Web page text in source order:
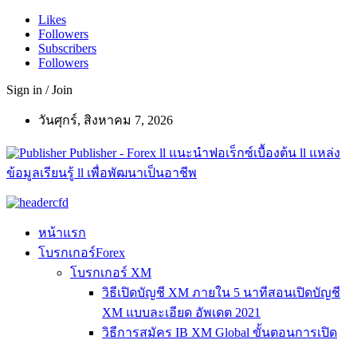
Likes
Followers
Subscribers
Followers
Sign in / Join
วันศุกร์, สิงหาคม 7, 2026
Publisher - Forex ll แนะนำฟอเร็กซ์เบื้องต้น ll แหล่ง
ข้อมูลเรียนรู้ ll เพื่อพัฒนาเป็นอาชีพ
หน้าแรก
โบรกเกอร์Forex
โบรกเกอร์ XM
วิธีเปิดบัญชี XM ภายใน 5 นาทีสอนเปิดบัญชี
XM แบบละเอียด อัพเดต 2021
วิธีการสมัคร IB XM Global ขั้นตอนการเปิด